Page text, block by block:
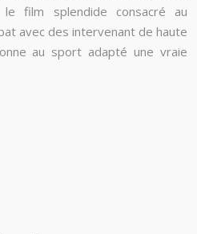
film splendide consacré au
avec des intervenant de haute
au sport adapté une vraie